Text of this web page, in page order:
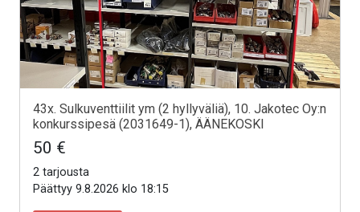
43x. Sulkuventtiilit ym (2 hyllyväliä), 10. Jakotec Oy:n
konkurssipesä (2031649-1), ÄÄNEKOSKI
50 €
2 tarjousta
Päättyy 9.8.2026 klo 18:15